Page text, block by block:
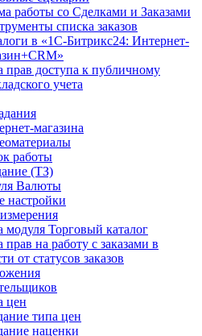
работы со Сделками и Заказами
списка заказов
в «1С-Битрикс24: Интернет-
прав доступа к публичному
учета
магазина
работы
(ТЗ)
Валюты
настройки
модуля Торговый каталог
прав на работу с заказами в
от статусов заказов
цен
типа цен
наценки